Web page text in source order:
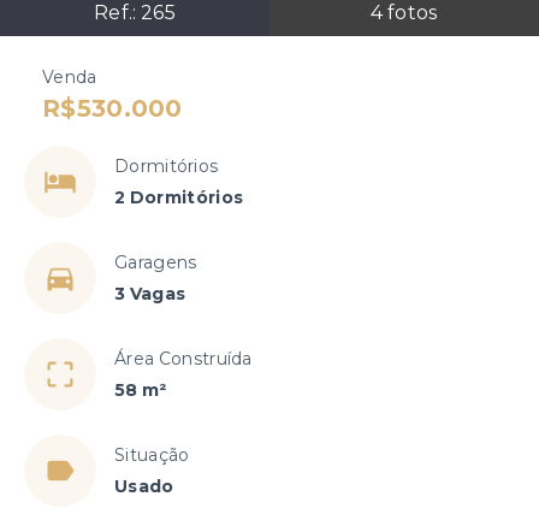
Ref.: 265 4fotos
Venda
R$530.000
Dormitórios
2 Dormitórios
Garagens
3 Vagas
Área Construída
58 m²
Situação
Usado